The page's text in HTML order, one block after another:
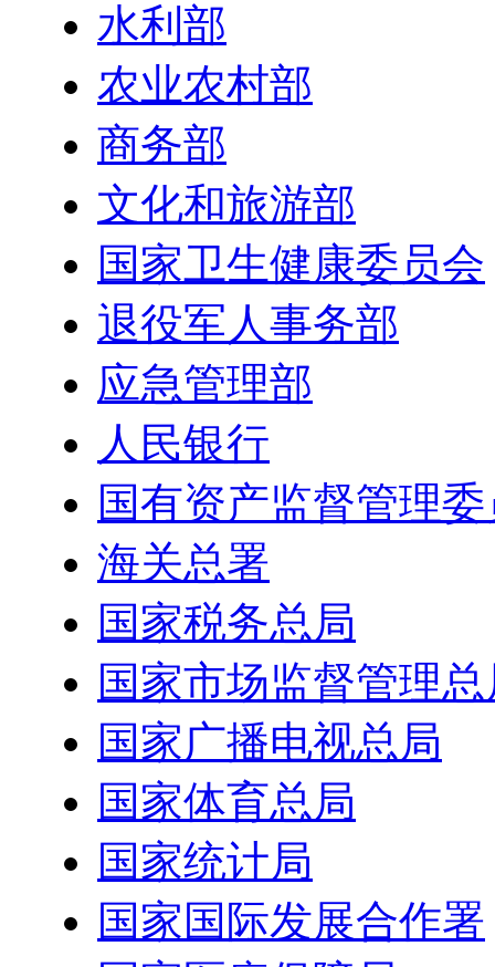
水利部
农业农村部
商务部
文化和旅游部
国家卫生健康委员会
退役军人事务部
应急管理部
人民银行
国有资产监督管理
海关总署
国家税务总局
国家市场监督管理
国家广播电视总局
国家体育总局
国家统计局
国家国际发展合作署